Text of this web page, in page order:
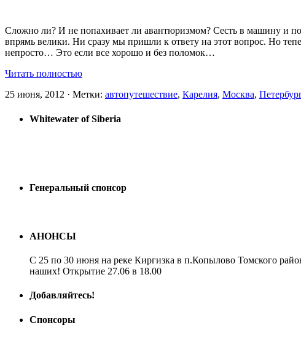
Сложно ли? И не попахивает ли авантюризмом? Сесть в машину и
впрямь велики. Ни сразу мы пришли к ответу на этот вопрос. Но
непросто… Это если все хорошо и без поломок…
Читать полностью
25 июня, 2012 · Метки: автопутешествие, Карелия, Москва,
Whitewater of Siberia
Генеральный спонсор
АНОНСЫ
С 25 по 30 июня на реке Киргизка в п.Копылово Томского
наших! Открытие 27.06 в 18.00
Добавляйтесь!
Спонсоры